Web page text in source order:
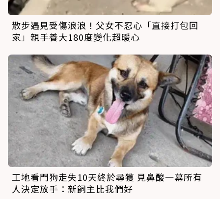
散步遇見受傷浪浪！父女不忍心「直接打包回
家」親手養大180度變化超暖心
工地看門狗走失10天終於尋獲 見鼻酸一幕所有
人決定放手：新飼主比我們好